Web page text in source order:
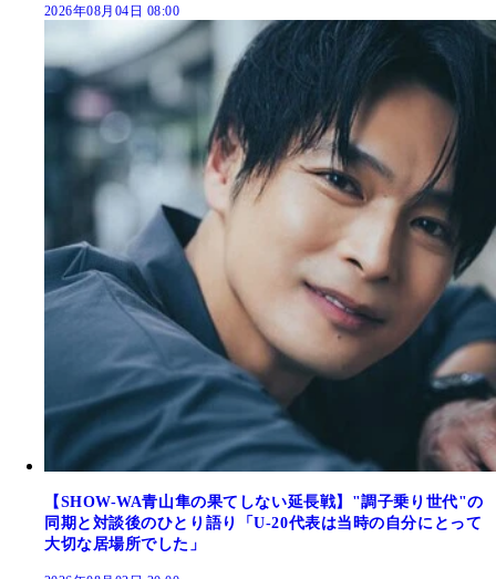
2026年08月04日 08:00
【SHOW-WA青山隼の果てしない延長戦】"調子乗り世代"の
同期と対談後のひとり語り「U-20代表は当時の自分にとって
大切な居場所でした」